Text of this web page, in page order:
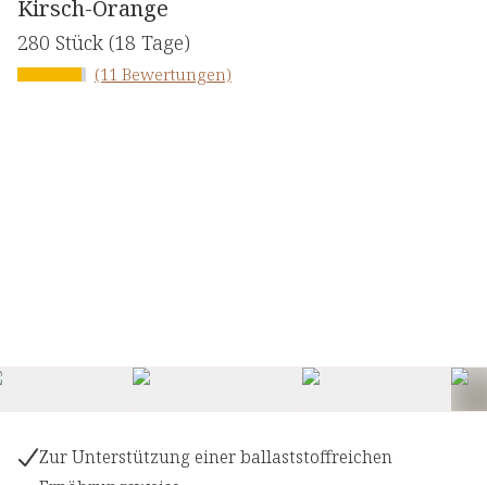
Kirsch-Orange
280 Stück (18 Tage)
(11 Bewertungen)
Zur Unterstützung einer ballaststoffreichen